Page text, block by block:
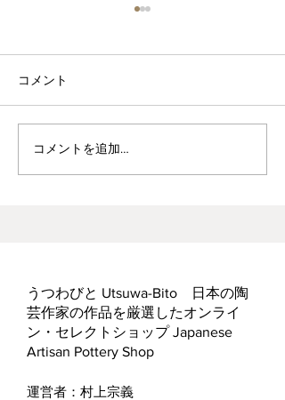
ヘス&あかね夫妻 ２人展
コメント
コメントを追加…
うつわびと Utsuwa-Bito 日本の陶
芸作家の作品を厳選したオンライ
ン・セレクトショップ Japanese
Artisan Pottery Shop
運営者：村上宗義